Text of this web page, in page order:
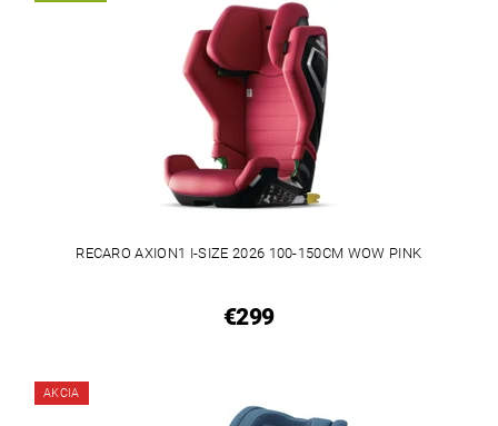
RECARO AXION1 I-SIZE 2026 100-150CM WOW PINK
€299
AKCIA